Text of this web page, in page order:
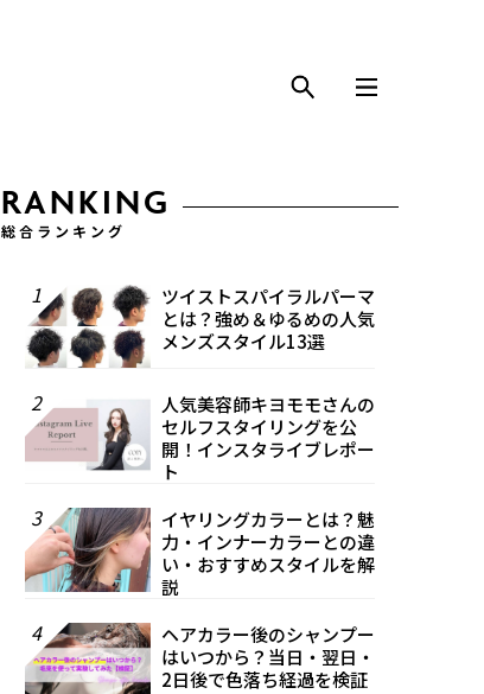
RANKING
総合ランキング
1
ツイストスパイラルパーマ
とは？強め＆ゆるめの人気
メンズスタイル13選
2
人気美容師キヨモモさんの
セルフスタイリングを公
開！インスタライブレポー
ト
3
イヤリングカラーとは？魅
力・インナーカラーとの違
い・おすすめスタイルを解
説
4
ヘアカラー後のシャンプー
はいつから？当日・翌日・
2日後で色落ち経過を検証